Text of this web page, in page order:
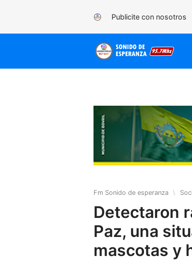
Publicite con nosotros
Fm Sonido de esperanza \
Detectaron
Paz, una
mascotas y